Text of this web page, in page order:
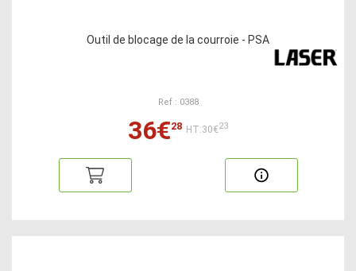
Outil de blocage de la courroie - PSA
Ref : 0388
36€28 HT:30€23